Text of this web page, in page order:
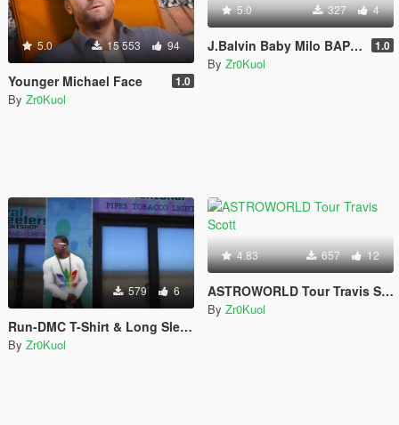
5.0 15 553 94
Younger Michael Face 1.0
By Zr0Kuol
5.0 327 4
J.Balvin Baby Milo BAPE T-Shirt 1.0
By Zr0Kuol
579 6
Run-DMC T-Shirt & Long Sleeve Collection
By Zr0Kuol
4.83 657 12
ASTROWORLD Tour Travis Scott
By Zr0Kuol